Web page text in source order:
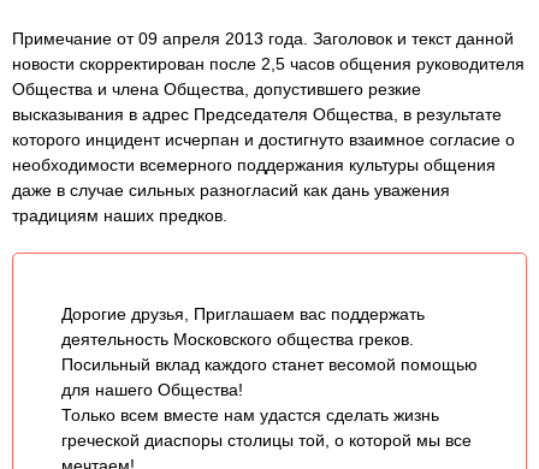
Примечание от 09 апреля 2013 года. Заголовок и текст данной
новости скорректирован после 2,5 часов общения руководителя
Общества и члена Общества, допустившего резкие
высказывания в адрес Председателя Общества, в результате
которого инцидент исчерпан и достигнуто взаимное согласие о
необходимости всемерного поддержания культуры общения
даже в случае сильных разногласий как дань уважения
традициям наших предков.
Дорогие друзья, Приглашаем вас поддержать
деятельность Московского общества греков.
Посильный вклад каждого станет весомой помощью
для нашего Общества!
Только всем вместе нам удастся сделать жизнь
греческой диаспоры столицы той, о которой мы все